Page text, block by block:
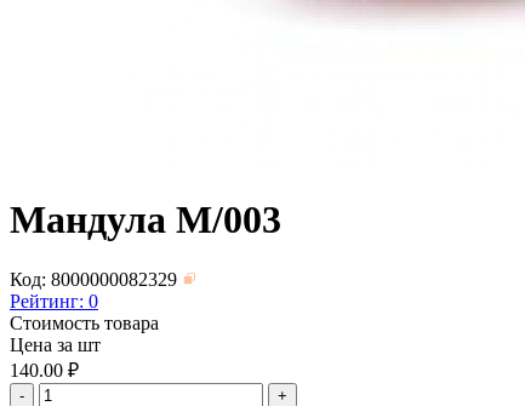
Мандула M/003
Код: 8000000082329
Рейтинг: 0
Стоимость товара
Цена за шт
140.00 ₽
-
+